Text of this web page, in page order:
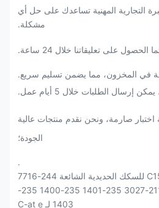
التجارية المهنية تساعدك على حل أي
مشكلة.
في المخزون، مما يضمن تسليم سريع.
إرسال الطلبات خلال 5 أيام عمل.
اختبار صارمة، ونحن نقدم منتجات عالية
الجودة؛
.